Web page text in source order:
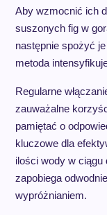
Aby wzmocnić ich
suszonych fig w
następnie spożyć
metoda
Regularne
zauważalne
pamiętać o
kluczowe dla
ilości wody w ciągu
zapobiega
wypróżnianiem.